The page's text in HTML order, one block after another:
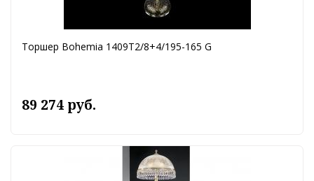
Торшер Bohemia 1409T2/8+4/195-165 G
89 274 руб.